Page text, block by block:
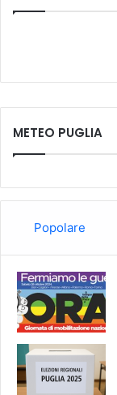
METEO PUGLIA
Popolare